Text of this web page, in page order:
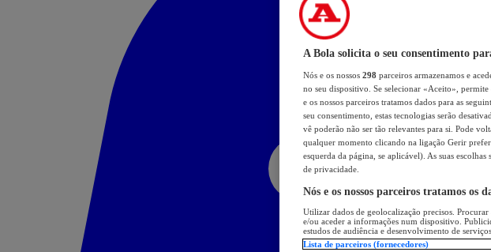
A Bola solicita o seu consentimento
Nós e os nossos 298 parceiros armazenamos e
no seu dispositivo. Se selecionar «Aceito»,
e os nossos parceiros tratamos dados para as
seu consentimento, estas tecnologias serão
vê poderão não ser tão relevantes para si. Pode
qualquer momento clicando na ligação Gerir
esquerda da página, se aplicável). As suas
de privacidade.
Nós e os nossos parceiros tratamos os
Utilizar dados de geolocalização precisos.
e/ou aceder a informações num dispositivo.
estudos de audiência e desenvolvimento de serviços.
Lista de parceiros (fornecedores)